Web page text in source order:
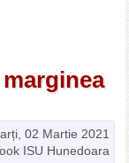
02 Martie 2021
ISU Hunedoara